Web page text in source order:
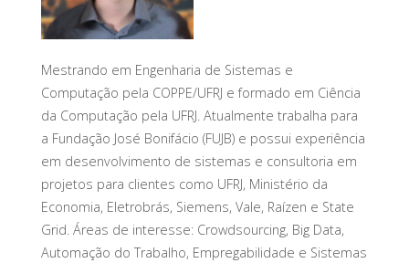
Mestrando em Engenharia de Sistemas e
Computação pela COPPE/UFRJ e formado em Ciência
da Computação pela UFRJ. Atualmente trabalha para
a Fundação José Bonifácio (FUJB) e possui experiência
em desenvolvimento de sistemas e consultoria em
projetos para clientes como UFRJ, Ministério da
Economia, Eletrobrás, Siemens, Vale, Raízen e State
Grid. Áreas de interesse: Crowdsourcing, Big Data,
Automação do Trabalho, Empregabilidade e Sistemas